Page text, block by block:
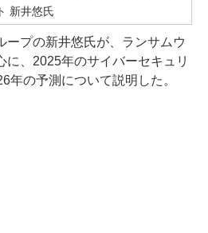
新井悠氏
プの新井悠氏が、ランサムウ
に、2025年のサイバーセキュリ
年の予測について説明した。